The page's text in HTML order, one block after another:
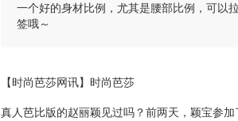
一个好的身材比例，尤其是腰部比例，可以
签哦～
【时尚芭莎网讯】时尚芭莎
真人芭比版的赵丽颖见过吗？前两天，颖宝参